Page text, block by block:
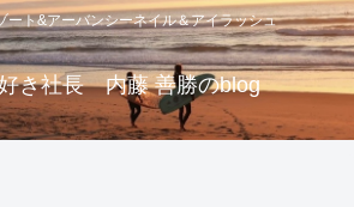
ート&アーバンシーネイル＆アイラッシュ
き社長 内藤 善勝のblog